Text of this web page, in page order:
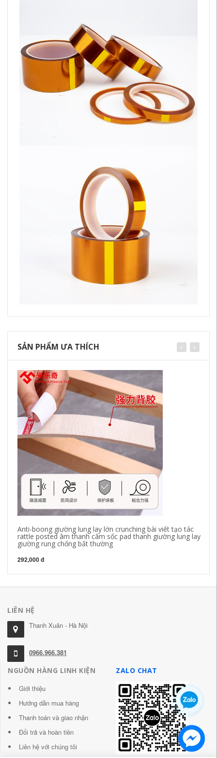
SẢN PHẨM ƯA THÍCH
Anti-boong giường lung lay lớn crunching bài viết tạo tác
rattle posted âm thanh câm sốc pad thanh giường lung lay
giường rung chống bất thường
292,000 đ
LIÊN HỆ
Thanh Xuân - Hà Nội
0966.966.381
NGUỒN HÀNG LINH KIỆN
Giới thiệu
Hướng dẫn mua hàng
Thanh toán và giao nhận
Đổi trả và hoàn tiền
Liên hệ với chúng tôi
ZALO CHAT